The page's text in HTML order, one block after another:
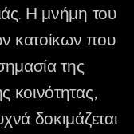
Η μνήμη του
κατοίκων που
της
κοινότητας,
δοκιμάζεται